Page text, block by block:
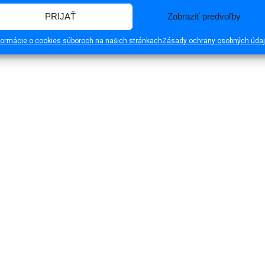
PRIJAŤ Zobraziť predvoľby
o cookies súboroch na našich stránkachZásady ochrany osobných